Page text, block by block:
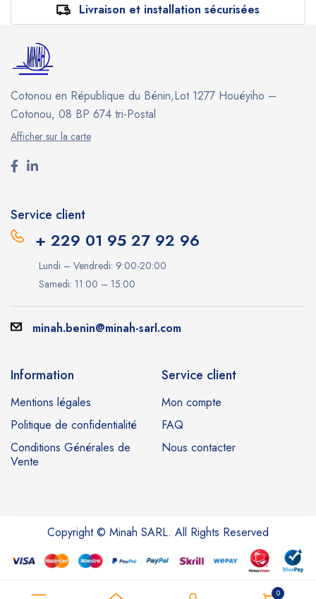
0
Livraison et installation sécurisées
Cotonou en République du Bénin,Lot 1277 Houéyiho –
Cotonou, 08 BP 674 tri-Postal
Afficher sur la carte
Service client
+ 229 01 95 27 92 96
Lundi – Vendredi: 9:00-20:00
Samedi: 11:00 – 15:00
minah.benin@minah-sarl.com
Information
Mentions légales
Politique de confidentialité
Conditions Générales de
Vente
Service client
Mon compte
FAQ
Nous contacter
Copyright © Minah SARL. All Rights Reserved